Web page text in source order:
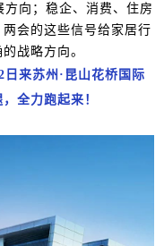
向； 稳企、消费、住房
会的这些信号给家居行
战略方向。
来苏州·昆山花桥国际
全力跑起来！